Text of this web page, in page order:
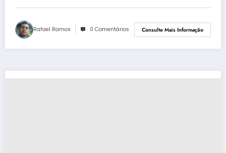
Rafael Ramos 0 Comentários Consulte Mais Informação